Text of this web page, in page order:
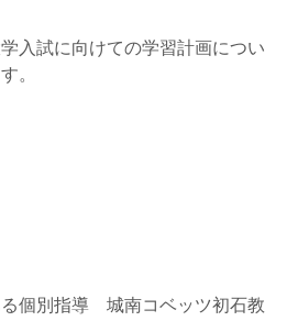
入試に向けての学習計画につい
。
個別指導 城南コベッツ初石教